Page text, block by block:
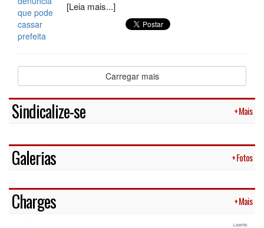
Sindicalize-se + Mais